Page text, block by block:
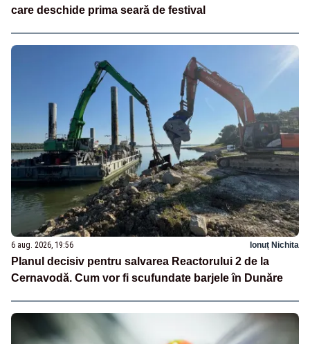
care deschide prima seară de festival
6 aug. 2026, 19:56 Ionuț Nichita
Planul decisiv pentru salvarea Reactorului 2 de la
Cernavodă. Cum vor fi scufundate barjele în Dunăre